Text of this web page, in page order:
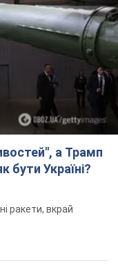
а Трамп
бути Україні?
ракети, вкрай